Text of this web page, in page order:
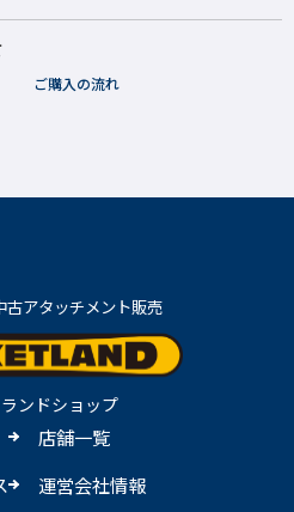
ご購入の流れ
古アタッチメント販売
ンドショップ
店舗一覧
運営会社情報